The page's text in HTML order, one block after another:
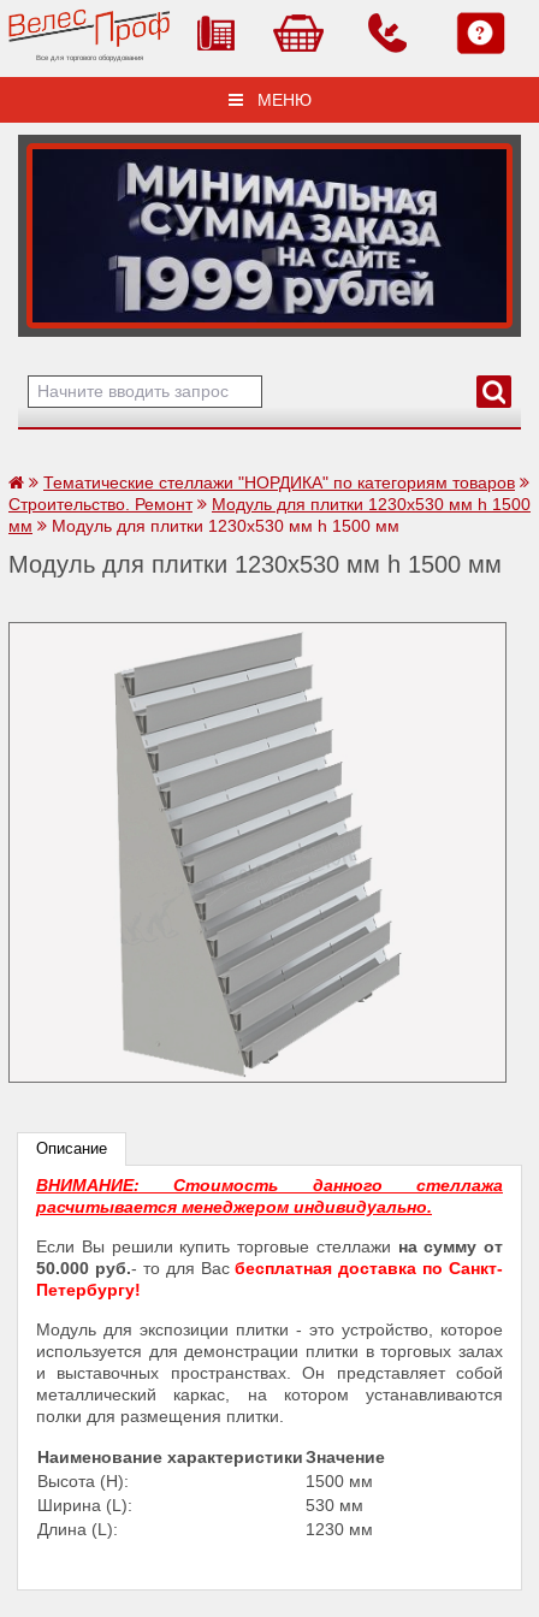
Все для торгового оборудования
МЕНЮ
Тематические стеллажи "НОРДИКА" по категориям товаров
Строительство. Ремонт
Модуль для плитки 1230х530 мм h 1500
мм
Модуль для плитки 1230х530 мм h 1500 мм
Модуль для плитки 1230х530 мм h 1500 мм
Описание
ВНИМАНИЕ: Стоимость данного стеллажа
расчитывается менеджером индивидуально.
Если Вы решили купить торговые стеллажи на сумму от
50.000 руб.- то для Васбесплатная доставка по Санкт-
Петербургу!
Модуль для экспозиции плитки - это устройство, которое
используется для демонстрации плитки в торговых залах
и выставочных пространствах. Он представляет собой
металлический каркас, на котором устанавливаются
полки для размещения плитки.
Наименование характеристикиЗначение
Высота (Н):
1500 мм
Ширина (L):
530 мм
Длина (L):
1230 мм